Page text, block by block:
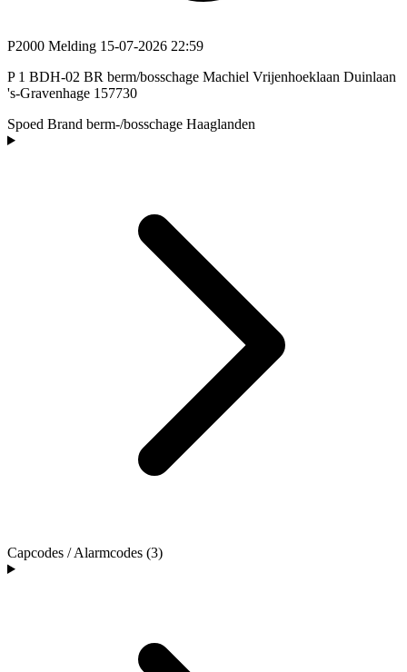
P2000 Melding 15-07-2026 22:59
P 1 BDH-02 BR berm/bosschage Machiel Vrijenhoeklaan Duinlaan
's-Gravenhage 157730
Spoed Brand berm-/bosschage Haaglanden
Capcodes / Alarmcodes (3)